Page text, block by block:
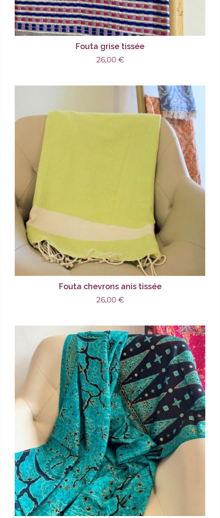
Fouta grise tissée
26,00 €
Fouta chevrons anis tissée
26,00 €